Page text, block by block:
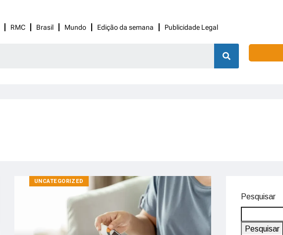
RMC Brasil Mundo Edição da semana Publicidade Legal
UNCATEGORIZED
Pesquisar
Pesquisar